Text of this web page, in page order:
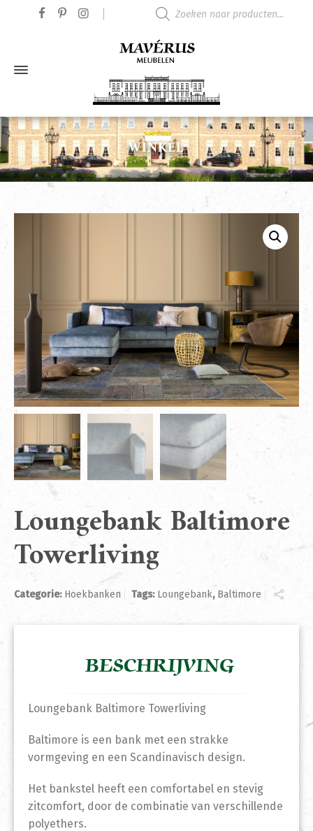
WINKEL
Loungebank Baltimore
Towerliving
Categorie: Hoekbanken Tags: Loungebank, Baltimore
BESCHRIJVING
Loungebank Baltimore Towerliving
Baltimore is een bank met een strakke
vormgeving en een Scandinavisch design.
Het bankstel heeft een comfortabel en stevig
zitcomfort, door de combinatie van verschillende
polyethers.